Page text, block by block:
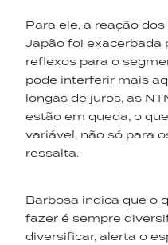
Para ele, a reação
Japão foi exacerbada
reflexos para o
pode interferir mais
longas de juros, as
estão em queda, o
variável, não só para
ressalta.
Barbosa indica que o
fazer é sempre
diversificar, alerta o